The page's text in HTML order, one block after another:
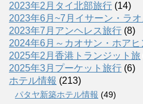
2023年2月タイ北部旅行 (14)
2023年6月~7月イサーン・ラ
2023年7月アンヘレス旅行 (8)
2024年6月～カオサン・ホア
2025年2月香港トランジット旅
2025年3月プーケット旅行 (6)
ホテル情報 (213)
パタヤ新築ホテル情報 (49)